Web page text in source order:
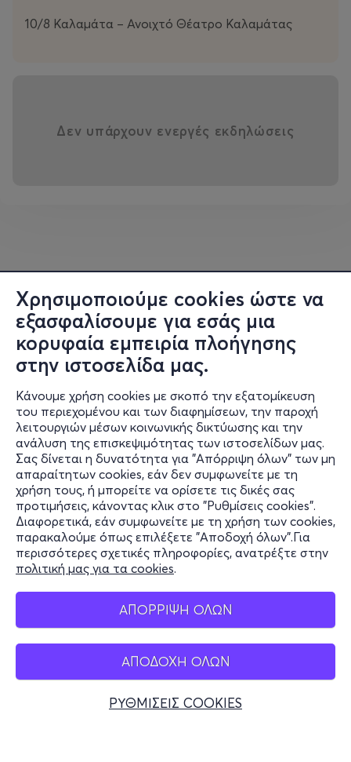
Χρησιμοποιούμε cookies ώστε να
εξασφαλίσουμε για εσάς μια
κορυφαία εμπειρία πλοήγησης
στην ιστοσελίδα μας.
Κάνουμε χρήση cookies με σκοπό την εξατομίκευση
του περιεχομένου και των διαφημίσεων, την παροχή
λειτουργιών μέσων κοινωνικής δικτύωσης και την
ανάλυση της επισκεψιμότητας των ιστοσελίδων μας.
Σας δίνεται η δυνατότητα για "Απόρριψη όλων" των μη
απαραίτητων cookies, εάν δεν συμφωνείτε με τη
χρήση τους, ή μπορείτε να ορίσετε τις δικές σας
προτιμήσεις, κάνοντας κλικ στο "Ρυθμίσεις cookies".
Διαφορετικά, εάν συμφωνείτε με τη χρήση των cookies,
παρακαλούμε όπως επιλέξετε "Αποδοχή όλων".Για
περισσότερες σχετικές πληροφορίες, ανατρέξτε στην
πολιτική μας για τα cookies.
ΑΠΟΡΡΙΨΗ ΟΛΩΝ
ΑΠΟΔΟΧΗ ΟΛΩΝ
ΡΥΘΜΙΣΕΙΣ COOKIES
10/8 Καλαμάτα – Ανοιχτό Θέατρο Καλαμάτας
Δεν υπάρχουν ενεργές εκδηλώσεις
Πληροφορίες
Υποστήριξη
Stay Connected
Mobile app